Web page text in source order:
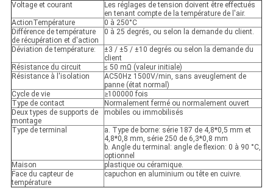
Voltage et courant
Les réglages de tension doivent être effectués
en tenant compte de la température de l'air.
ActionTempérature
0 à 250°C
Différence de température
de récupération et d'action
0 à 25 degrés, ou selon la demande du client.
Déviation de température:
±3 / ±5 / ±10 degrés ou selon la demande du
client
Résistance du circuit
≤ 50 mΩ (valeur initiale)
Résistance à l'isolation
AC50Hz 1500V/min, sans aveuglement de
panne (état normal)
Cycle de vie
≥100000 fois
Type de contact
Normalement fermé ou normalement ouvert
Deux types de supports de
montage
mobiles ou immobilisés
Type de terminal
a. Type de borne: série 187 de 4,8*0,5 mm et
4,8*0,8 mm, série 250 de 6,3*0,8 mm
b. Angle du terminal: angle de flexion: 0 à 90 °C,
optionnel
Maison
plastique ou céramique.
Face du capteur de
température
capuchon en aluminium ou tête en cuivre.